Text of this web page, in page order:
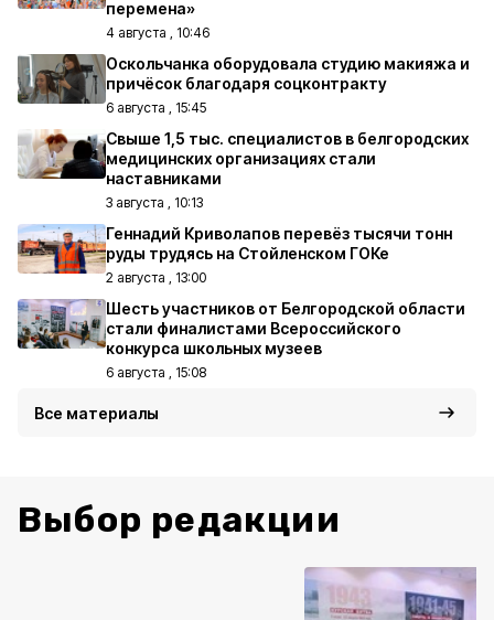
перемена»
4 августа , 10:46
Оскольчанка оборудовала студию макияжа и
причёсок благодаря соцконтракту
6 августа , 15:45
Свыше 1,5 тыс. специалистов в белгородских
медицинских организациях стали
наставниками
3 августа , 10:13
Геннадий Криволапов перевёз тысячи тонн
руды трудясь на Стойленском ГОКе
2 августа , 13:00
Шесть участников от Белгородской области
стали финалистами Всероссийского
конкурса школьных музеев
6 августа , 15:08
Все материалы
Выбор редакции